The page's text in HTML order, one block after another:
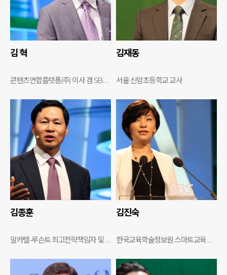
김 혁
콘텐츠연합플랫폼(주) 이사 겸 SBS 기획실 차장
김재동
서울 신암초등학교 교사
김종훈
알카텔-루슨트 최고전략책임자 및 벨 연구소 사장
김진숙
한국교육학술정보원 스마트교육 R&D본부 본부장